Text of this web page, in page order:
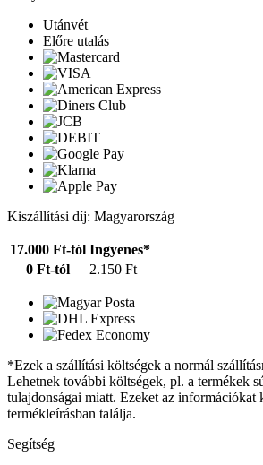
Utánvét
Előre utalás
Kiszállítási díj: Magyarország
17.000 Ft-tól Ingyenes*
0 Ft-tól
2.150 Ft
*Ezek a szállítási költségek a normál
Lehetnek további költségek, pl. a termékek
tulajdonságai miatt. Ezeket az információkat
termékleírásban találja.
Segítség